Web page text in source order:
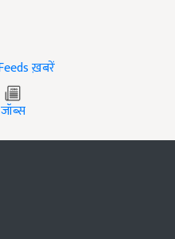
ख़बरें
जॉब्स